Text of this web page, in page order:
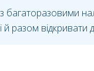
відкривати